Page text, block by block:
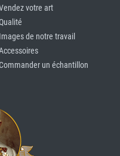
Vendez votre art
Images de notre travail
Commander un échantillon